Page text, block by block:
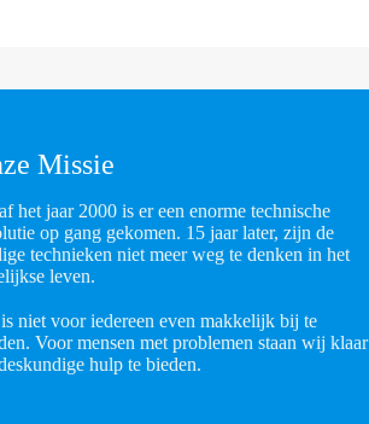
Missie
het jaar 2000 is er een enorme technische
op gang gekomen. 15 jaar later, zijn de
technieken niet meer weg te denken in het
leven.
niet voor iedereen even makkelijk bij te
Voor mensen met problemen staan wij klaar
hulp te bieden.